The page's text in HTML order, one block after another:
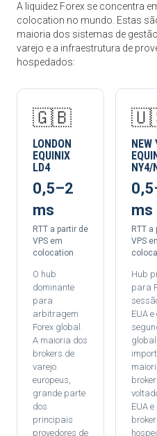
A liquidez Forex se concentra
colocation no mundo. Estas
maioria dos sistemas de
varejo e a infraestrutura de
hospedados:
🇬🇧
LONDON
EQUINIX
LD4
0,5–2
ms
RTT a partir de
VPS em
colocation
O hub
dominante
para
arbitragem
Forex global.
A maioria dos
brokers de
varejo
europeus,
grande parte
dos
principais
provedores de
NEW
NY4/
ms
RTT a
VPS
Hub
para
EUA e
EUA